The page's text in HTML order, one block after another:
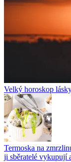
Velký horoskop
Termoska na
ji sběratelé vykupují